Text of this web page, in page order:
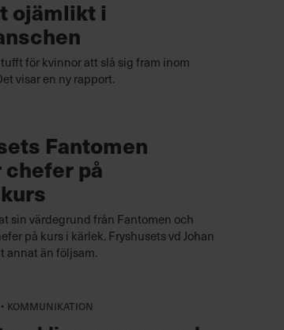
ojämlikt i
för kvinnor att slå sig fram inom
visar en ny rapport.
Fantomen
på
sin värdegrund från Fantomen och
på kurs i kärlek. Fryshusets vd Johan
annat än följsam.
· Kommunikation